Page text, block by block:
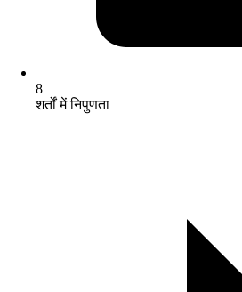
8
शर्तों में निपुणता